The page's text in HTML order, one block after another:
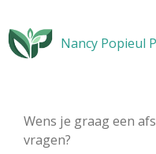
direct
naar
Wens je graag een
vragen?